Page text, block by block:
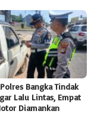
Bangka Tindak
Lalu Lintas, Empat
Diamankan